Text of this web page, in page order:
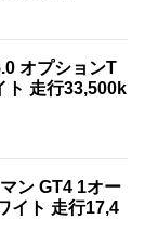
オプションT
ト 走行33,500k
ン GT4 1オー
イト 走行17,4